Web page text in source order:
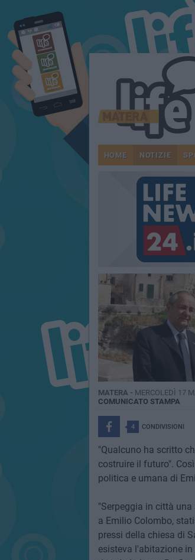
HOME NOTIZIE
MATERA - MERCOLEDÌ 17
COMUNICATO STAMPA
4 CONDIVISIONI
"Qualcuno ha scritto
costruire il futuro".
politica e umana di
"Serpeggia in città
a Emilio Colombo,
pressi della chiesa di
esisteva l'abitazione